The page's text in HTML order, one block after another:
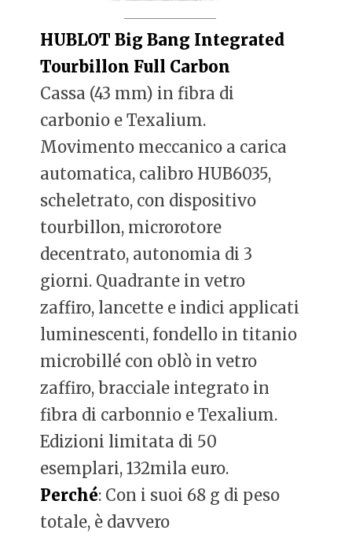
HUBLOT Big Bang Integrated
Tourbillon Full Carbon
Cassa (43 mm) in fibra di
carbonio e Texalium.
Movimento meccanico a carica
automatica, calibro HUB6035,
scheletrato, con dispositivo
tourbillon, microrotore
decentrato, autonomia di 3
giorni. Quadrante in vetro
zaffiro, lancette e indici applicati
luminescenti, fondello in titanio
microbillé con oblò in vetro
zaffiro, bracciale integrato in
fibra di carbonnio e Texalium.
Edizioni limitata di 50
esemplari, 132mila euro.
Perché: Con i suoi 68 g di peso
totale, è davvero